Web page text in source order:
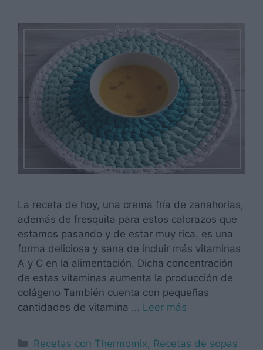
La receta de hoy, una crema fría de zanahorias,
además de fresquita para estos calorazos que
estamos pasando y de estar muy rica. es una
forma deliciosa y sana de incluir más vitaminas
A y C en la alimentación. Dicha concentración
de estas vitaminas aumenta la producción de
colágeno También cuenta con pequeñas
cantidades de vitamina … Leer más
Categorías
Recetas con Thermomix, Recetas de sopas